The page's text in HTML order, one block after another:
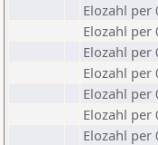
Elozahl per
Elozahl per
Elozahl per
Elozahl per
Elozahl per
Elozahl per
Elozahl per